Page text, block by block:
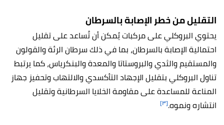
التقليل من خطر الإصابة بالسرطان
يحتوي البروكلي على مركبات يُمكن أن تُساعد على تقليل
احتمالية الإصابة بالسرطان، بما في ذلك سرطان الرئة والقولون
والمستقيم والثدي والبروستاتا والمعدة والبنكرياس، كمايرتبط
تناول البروكلي بتقليل الإجهاد التأكسدي والالتهاب وتحفيز جهاز
المناعة للمساعدة على مقاومة الخلايا السرطانية وتقليل
انتشاره ونموه.[٣]